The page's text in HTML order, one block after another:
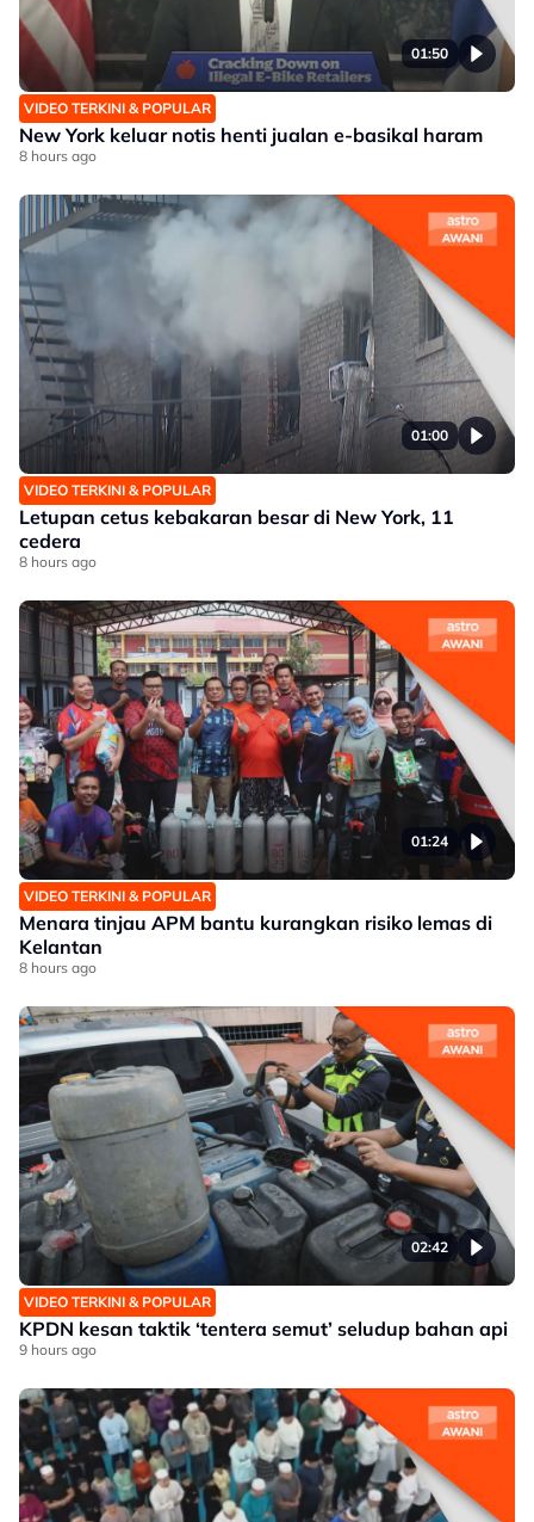
01:50
VIDEO TERKINI & POPULAR
New York keluar notis henti jualan e-basikal haram
8 hours ago
01:00
VIDEO TERKINI & POPULAR
Letupan cetus kebakaran besar di New York, 11
cedera
8 hours ago
01:24
VIDEO TERKINI & POPULAR
Menara tinjau APM bantu kurangkan risiko lemas di
Kelantan
8 hours ago
02:42
VIDEO TERKINI & POPULAR
KPDN kesan taktik ‘tentera semut’ seludup bahan api
9 hours ago